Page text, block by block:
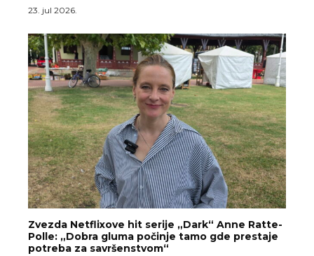
23. jul 2026.
Zvezda Netflixove hit serije „Dark“ Anne Ratte-
Polle: „Dobra gluma počinje tamo gde prestaje
potreba za savršenstvom“